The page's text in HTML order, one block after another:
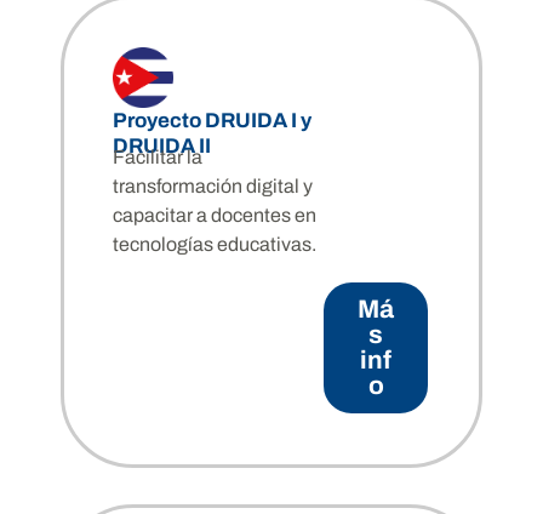
Proyecto DRUIDA I y
DRUIDA II
Facilitar la
transformación digital y
capacitar a docentes en
tecnologías educativas.
Má
s
inf
o